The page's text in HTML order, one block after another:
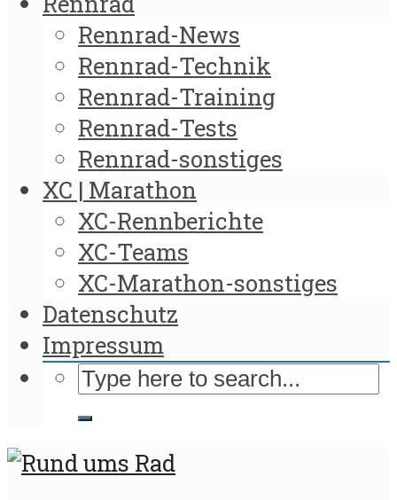
Rennrad-News
Rennrad-Technik
Rennrad-Training
Rennrad-Tests
Rennrad-sonstiges
XC | Marathon
XC-Rennberichte
XC-Teams
XC-Marathon-sonstiges
Datenschutz
Impressum